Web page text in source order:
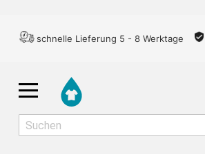
schnelle Lieferung 5 - 8 Werktage